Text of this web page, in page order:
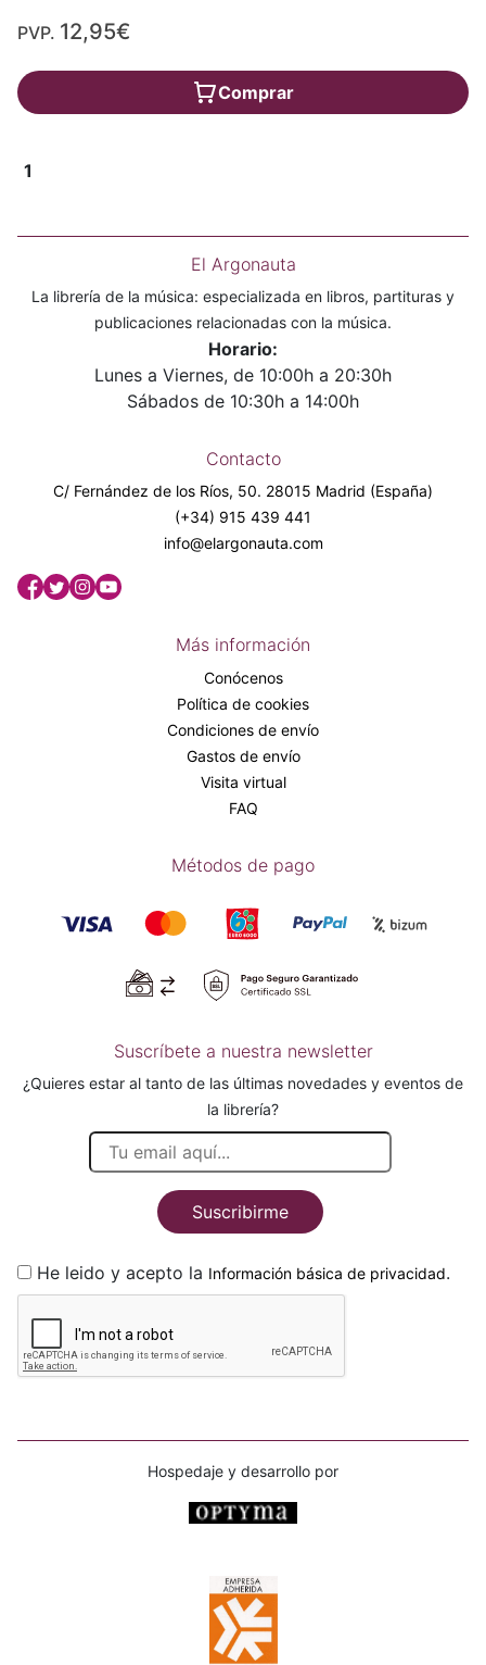
PVP. 12,95€
Comprar
1
El Argonauta
La librería de la música: especializada en libros, partituras y
publicaciones relacionadas con la música.
Horario:
Lunes a Viernes, de 10:00h a 20:30h
Sábados de 10:30h a 14:00h
Contacto
C/ Fernández de los Ríos, 50. 28015 Madrid (España)
(+34) 915 439 441
info@elargonauta.com
Más información
Conócenos
Política de cookies
Condiciones de envío
Gastos de envío
Visita virtual
FAQ
Métodos de pago
Suscríbete a nuestra newsletter
¿Quieres estar al tanto de las últimas novedades y eventos de
la librería?
Suscribirme
He leido y acepto la Información básica de privacidad.
Hospedaje y desarrollo por